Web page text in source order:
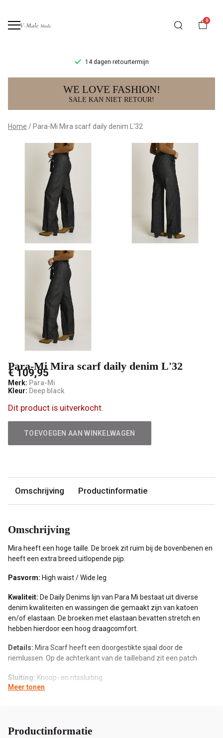
0
14 dagen retourtermijn
Para-
Mi
Mira
scarf
denim
mode
WE LOVE FASHION!
SALE KAN NIET RETOUR!
Home Para-Mi Mira scarf daily denim L'32
Para-Mi Mira scarf daily denim L'32
€ 109,95
Merk: Para-Mi
Kleur: Deep black
Dit product is uitverkocht.
TOEVOEGEN AAN WINKELWAGEN
Omschrijving Productinformatie
Omschrijving
Mira heeft een hoge taille. De broek zit ruim bij de bovenbenen en
heeft een extra breed uitlopende pijp.
Pasvorm: High waist / Wide leg
Kwaliteit: De Daily Denims lijn van Para Mi bestaat uit diverse
denim kwaliteiten en wassingen die gemaakt zijn van katoen
en/of elastaan. De broeken met elastaan bevatten stretch en
hebben hierdoor een hoog draagcomfort.
Details: Mira Scarf heeft een doorgestikte sjaal door de
riemlussen. Op de achterkant van de tailleband zit een patch.
Sluiting: Knoop- en ritssluiting.
Meer tonen
Productinformatie